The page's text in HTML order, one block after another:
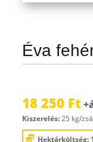
Éva
18 250 Ft
Kiszerelés:25 kg/
Hektárköltség: